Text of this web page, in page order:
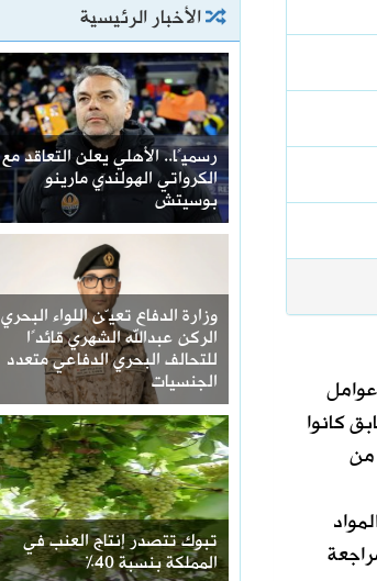
الأخبار الرئيسية
رسميًا.. الأهلي يعلن التعاقد مع
الكرواتي الهولندي مارينو
بوسيتش
وزارة الدفاع تعيّن اللواء البحري
الركن عبدالله الشهري قائدًا
للتحالف البحري الدفاعي متعدد
الجنسيات
تبوك تتصدر إنتاج العنب في
المملكة بنسبة 40%
كانوا
من